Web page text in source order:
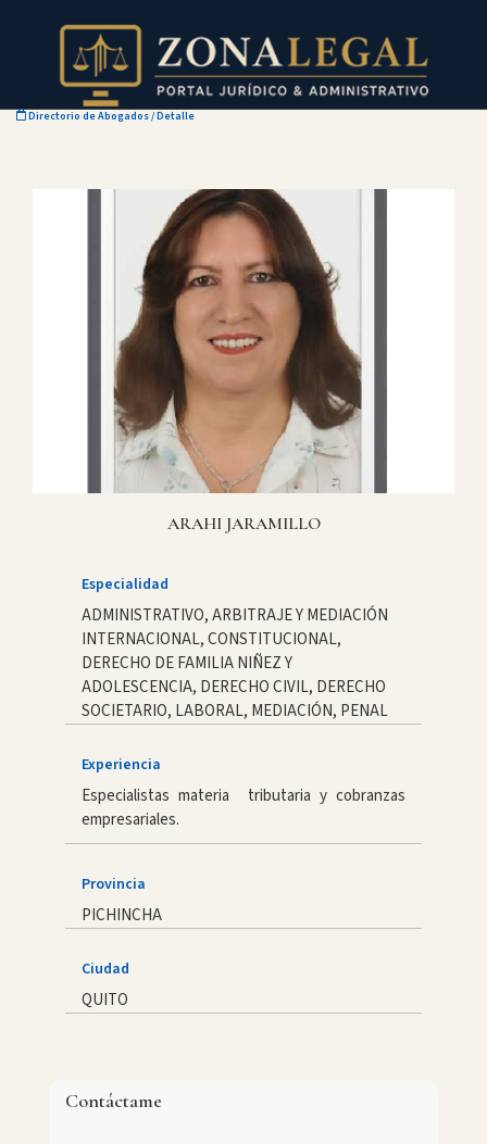
Directorio de Abogados/ Detalle
ARAHI JARAMILLO
Especialidad
ADMINISTRATIVO, ARBITRAJE Y MEDIACIÓN
INTERNACIONAL, CONSTITUCIONAL,
DERECHO DE FAMILIA NIÑEZ Y
ADOLESCENCIA, DERECHO CIVIL, DERECHO
SOCIETARIO, LABORAL, MEDIACIÓN, PENAL
Experiencia
Especialistas materia tributaria y cobranzas
empresariales.
Provincia
PICHINCHA
Ciudad
QUITO
Contáctame